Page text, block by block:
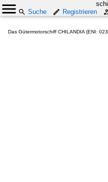
Suche
Registrieren
Das Gütermotorschiff CHILANDIA (ENI: